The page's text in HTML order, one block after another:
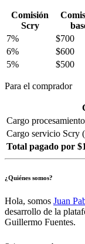
Comisión
Scry
7%
$700
6%
$600
5%
$500
Para el comprador
Cargo
Cargo servicio Scry
Total pagado por
¿Quiénes somos?
Hola, somos Juan
desarrollo de la
Guillermo Fuentes.